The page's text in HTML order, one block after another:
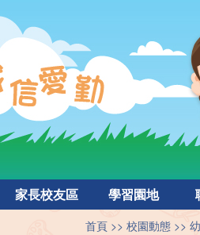
家長校友區 學習園地
首頁 校園動態